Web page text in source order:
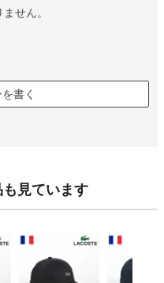
せん。
書く
見ています